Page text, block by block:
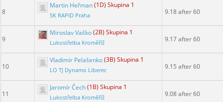
8
Martin Heřman(1D) Skupina 1
SK RAPID Praha 9.18 after 60
9
Miroslav Vaško(2B) Skupina 1
Lukostřelba Kroměříž 9.17 after 60
10
Vladimír Pelašenko(3B) Skupina 1
LO TJ Dynamo Liberec 9.15 after 60
11
Jaromír Čech(1B) Skupina 1
Lukostřelba Kroměříž 9.08 after 60